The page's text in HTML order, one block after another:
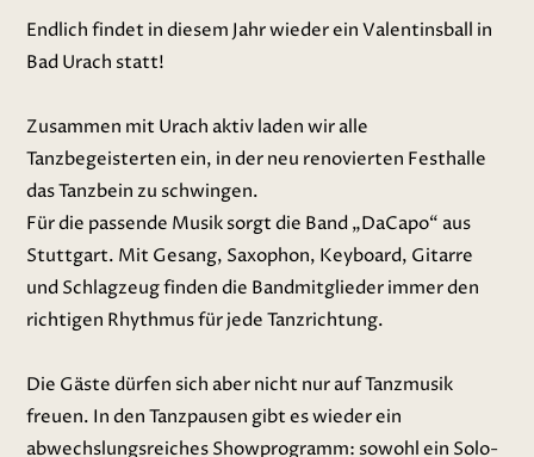
Endlich findet in diesem Jahr wieder ein Valentinsball in
Bad Urach statt!
Zusammen mit Urach aktiv laden wir alle
Tanzbegeisterten ein, in der neu renovierten Festhalle
das Tanzbein zu schwingen.
Für die passende Musik sorgt die Band „DaCapo“ aus
Stuttgart. Mit Gesang, Saxophon, Keyboard, Gitarre
und Schlagzeug finden die Bandmitglieder immer den
richtigen Rhythmus für jede Tanzrichtung.
Die Gäste dürfen sich aber nicht nur auf Tanzmusik
freuen. In den Tanzpausen gibt es wieder ein
abwechslungsreiches Showprogramm: sowohl ein Solo-